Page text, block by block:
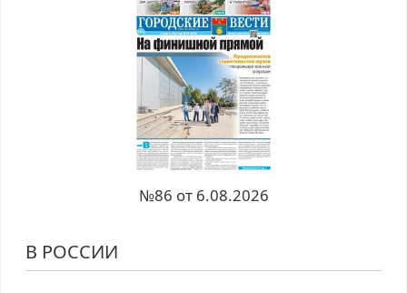
№86 от 6.08.2026
В РОССИИ